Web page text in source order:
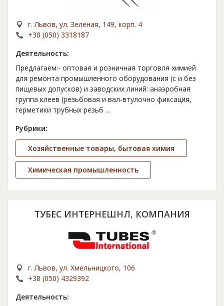
г. Львов, ул. Зеленая, 149, корп. 4
+38 (050) 3318187
Деятельность:
Предлагаем:- оптовая и розничная торговля химией
для ремонта промышленного оборудования (с и без
пищевых допусков) и заводских линий: анаэробная
группа клеев (резьбовая и вал-втулочно фиксация,
герметики трубных резьб ...
Рубрики:
Хозяйственные товары, бытовая химия
Химическая промышленность
ТУБЕС ИНТЕРНЕШНЛ, КОМПАНИЯ
г. Львов, ул. Хмельницкого, 106
+38 (050) 4329392
Деятельность: